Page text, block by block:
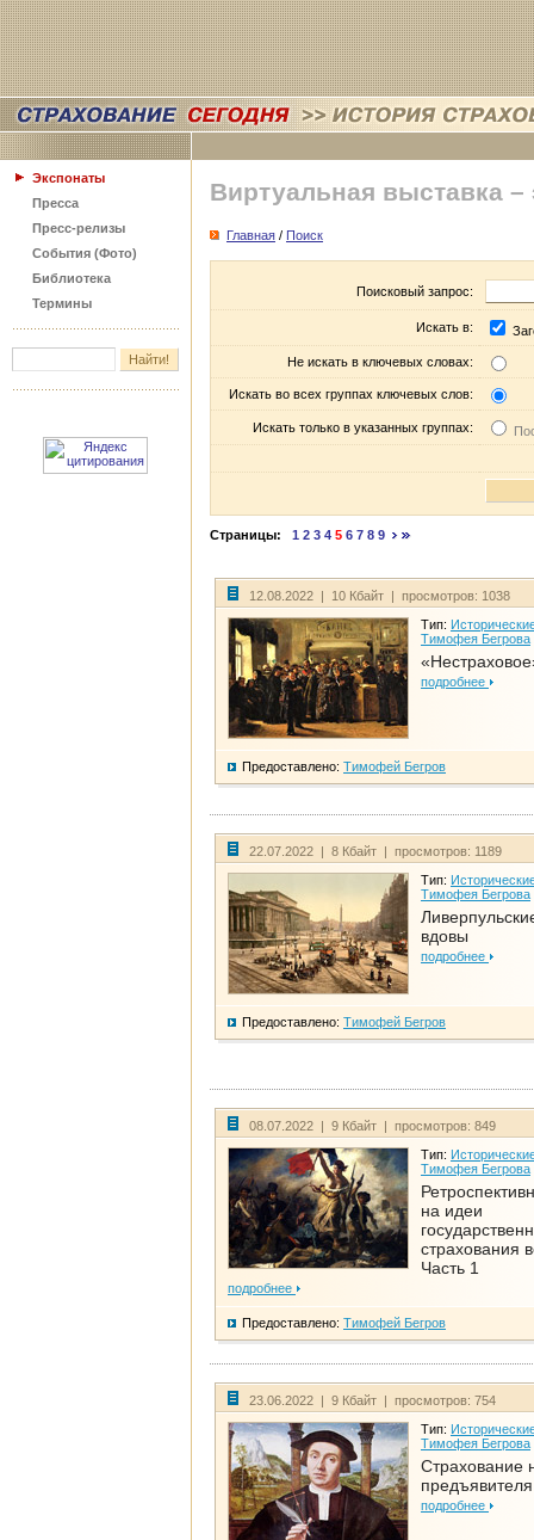
Экспонаты
Пресса
Пресс-релизы
События (Фото)
Библиотека
Термины
Виртуальная выставка –
Главная / Поиск
Поисковый запрос:
Искать в:
Не искать в ключевых словах:
Искать во всех группах ключевых слов:
Искать только в указанных группах:
Страницы: 1 2 3 4 5 6 7 8 9
12.08.2022 | 10 Кбайт | просмотров: 1038
Тип:
Тимофея Бегрова
подробнее
Предоставлено: Тимофей Бегров
22.07.2022 | 8 Кбайт | просмотров: 1189
Тип:
Тимофея Бегрова
вдовы
подробнее
Предоставлено: Тимофей Бегров
08.07.2022 | 9 Кбайт | просмотров: 849
Тип:
Тимофея Бегрова
на идеи
страхования
Часть 1
подробнее
Предоставлено: Тимофей Бегров
23.06.2022 | 9 Кбайт | просмотров: 754
Тип:
Тимофея Бегрова
Страхование
предъявителя
подробнее